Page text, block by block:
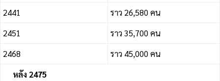
2441
ราว 26,580 คน
2451
ราว 35,700 คน
2468
ราว 45,000 คน
หลัง 2475